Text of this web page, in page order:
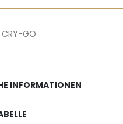
GO
INFORMATIONEN